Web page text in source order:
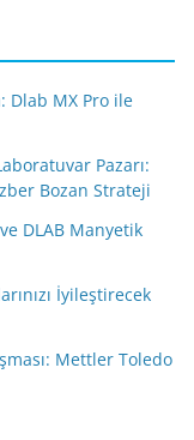
Dlab MX Pro ile
Pazarı:
Bozan Strateji
DLAB Manyetik
İyileştirecek
Mettler Toledo